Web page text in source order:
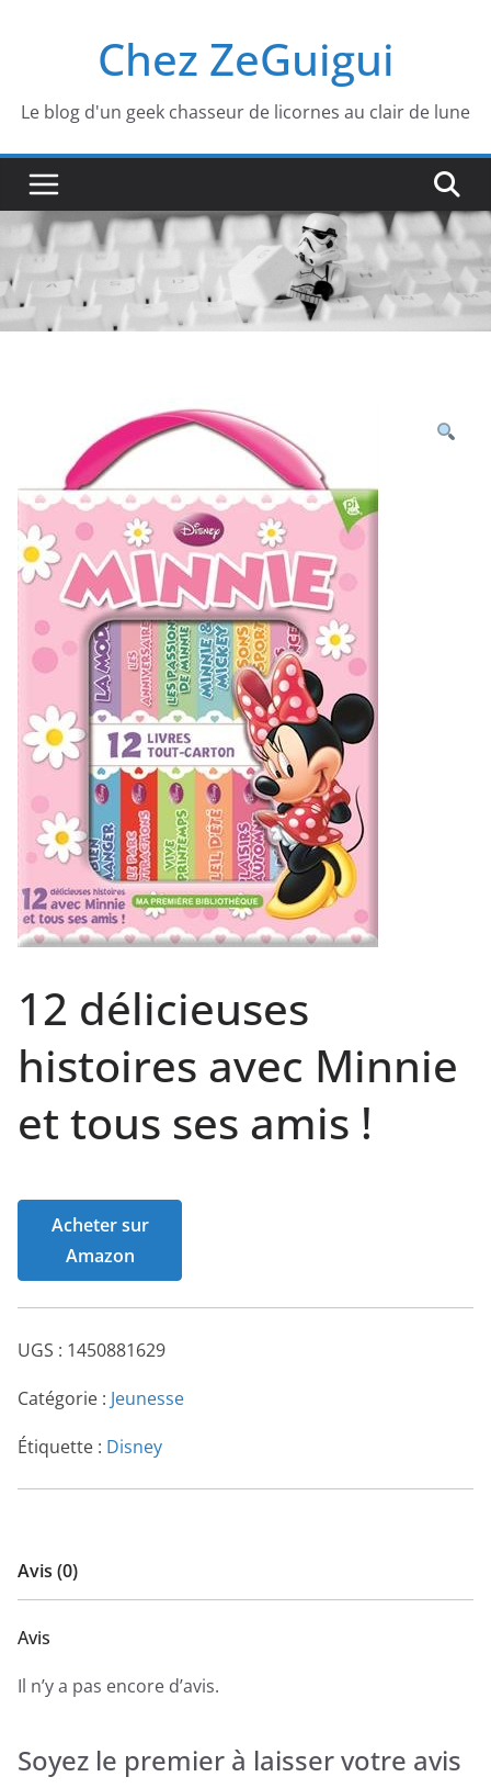
Chez ZeGuigui
Le blog d'un geek chasseur de licornes au clair de lune
12 délicieuses
histoires avec Minnie
et tous ses amis !
Acheter sur
Amazon
UGS : 1450881629
Catégorie : Jeunesse
Étiquette : Disney
Avis (0)
Avis
Il n’y a pas encore d’avis.
Soyez le premier à laisser votre avis